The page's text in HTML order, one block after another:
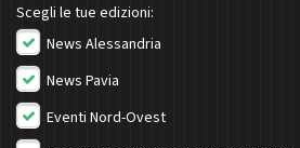
Scegli le tue edizioni:
News Alessandria
News Pavia
Eventi Nord-Ovest